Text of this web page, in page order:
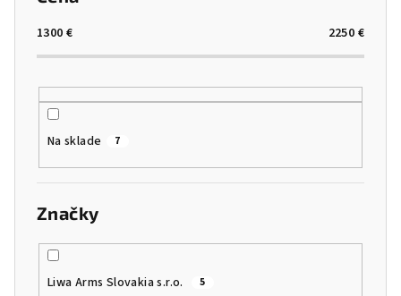
1300 € 2250 €
Na sklade 7
Značky
Liwa Arms Slovakia s.r.o. 5